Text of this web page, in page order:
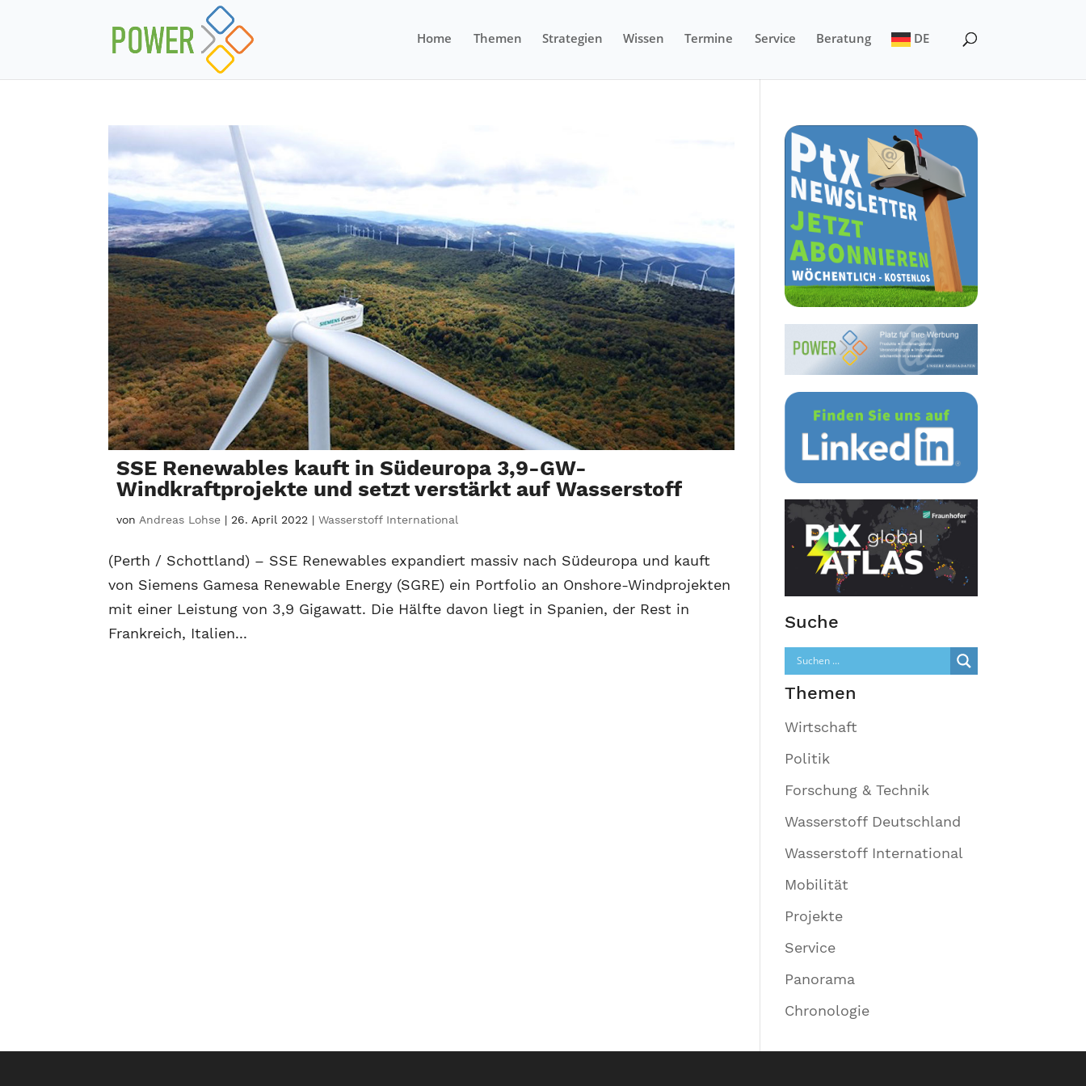
Home Themen Strategien Wissen Termine Service Beratung DE
SSE Renewables kauft in Südeuropa 3,9-GW-
Windkraftprojekte und setzt verstärkt auf Wasserstoff
vonAndreas Lohse |26. April 2022 |Wasserstoff International
(Perth / Schottland) – SSE Renewables expandiert massiv nach Südeuropa und kauft
von Siemens Gamesa Renewable Energy (SGRE) ein Portfolio an Onshore-Windprojekten
mit einer Leistung von 3,9 Gigawatt. Die Hälfte davon liegt in Spanien, der Rest in
Frankreich, Italien...
Suche
Themen
Wirtschaft
Politik
Forschung & Technik
Wasserstoff Deutschland
Wasserstoff International
Mobilität
Projekte
Service
Panorama
Chronologie